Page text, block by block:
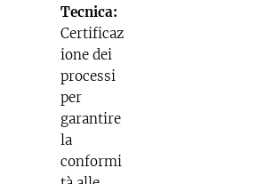
Tecnica:
Certificaz
ione dei
processi
per
garantire
la
conformi